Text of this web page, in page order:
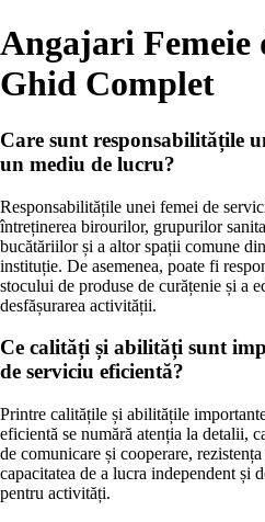
Angajari Femeie
Ghid Complet
Care sunt responsabilitățile
un mediu de lucru?
Responsabilitățile unei femei de
întreținerea birourilor, grupurilor
bucătăriilor și a altor spații comune
instituție. De asemenea, poate fi
stocului de produse de curățenie și a
desfășurarea activității.
Ce calități și abilități sunt
de serviciu eficientă?
Printre calitățile și abilitățile
eficientă se numără atenția la detalii,
de comunicare și cooperare,
capacitatea de a lucra independent și
pentru activități.